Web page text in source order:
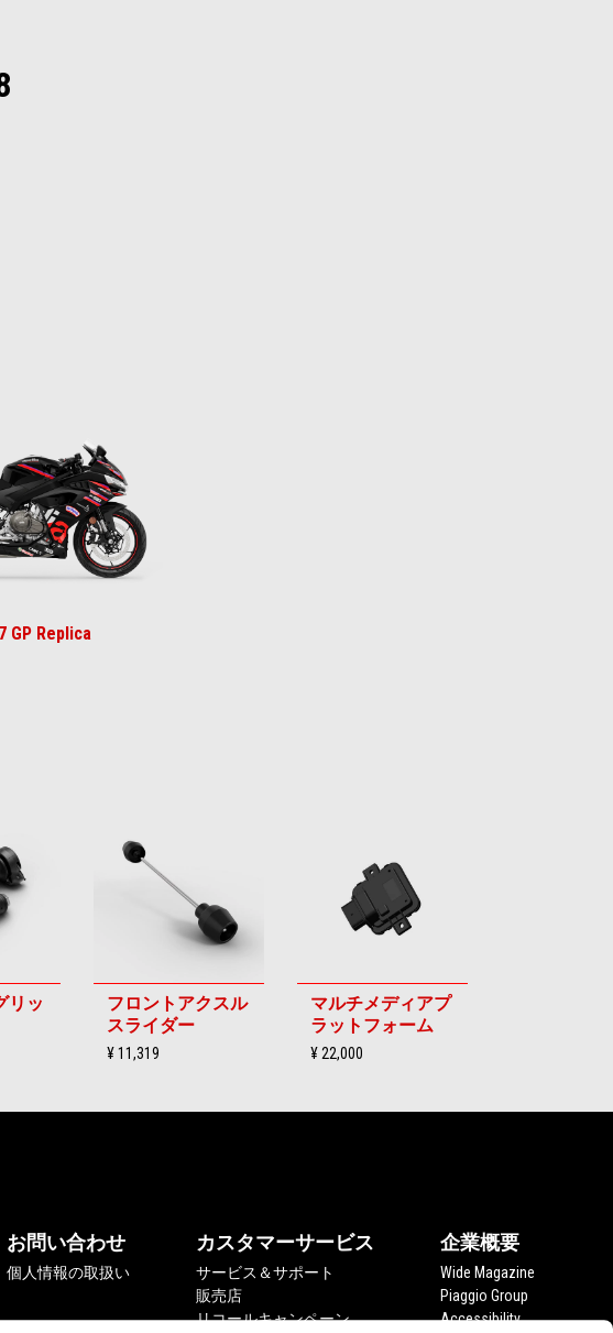
GP Replica
リッ
フロントアクスル
スライダー
¥ 11,319
マルチメディアプ
ラットフォーム
¥ 22,000
お問い合わせ
個人情報の取扱い
カスタマーサービス
サービス＆サポート
販売店
リコールキャンペーン
企業概要
Wide Magazine
Piaggio Group
Accessibility